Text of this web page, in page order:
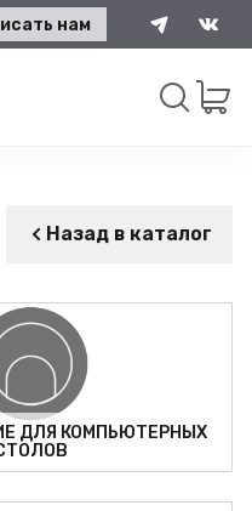
нам
Назад в каталог
ДЛЯ КОМПЬЮТЕРНЫХ